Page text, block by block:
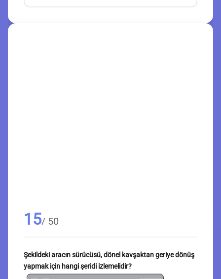
15/ 50
Şekildeki aracın sürücüsü, dönel kavşaktan geriye dönüş
yapmak için hangi şeridi izlemelidir?